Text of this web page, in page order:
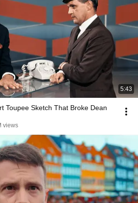
5:43
Toupee Sketch That Broke Dean
views